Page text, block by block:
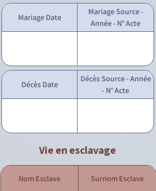
Mariage Date
Mariage Source -
Année - N° Acte
Décès Date
Décès Source - Année
- N° Acte
Vie en esclavage
Nom Esclave Surnom Esclave